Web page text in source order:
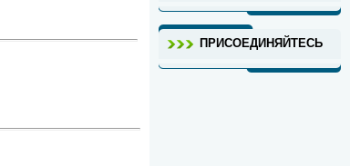
ПРИСОЕДИНЯЙТЕСЬ